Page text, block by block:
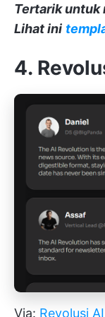
Tertarik untuk
Lihat ini
4.
Via: Revolusi AI